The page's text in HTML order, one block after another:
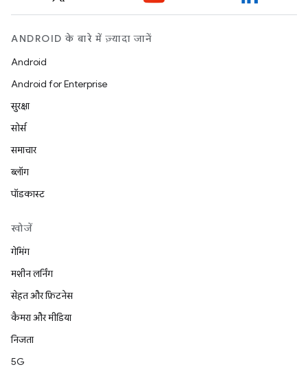
ANDROID के बारे में ज़्यादा जानें
Android
Android for Enterprise
सुरक्षा
सोर्स
समाचार
ब्लॉग
पॉडकास्ट
खोजें
गेमिंग
मशीन लर्निंग
सेहत और फ़िटनेस
कैमरा और मीडिया
निजता
5G